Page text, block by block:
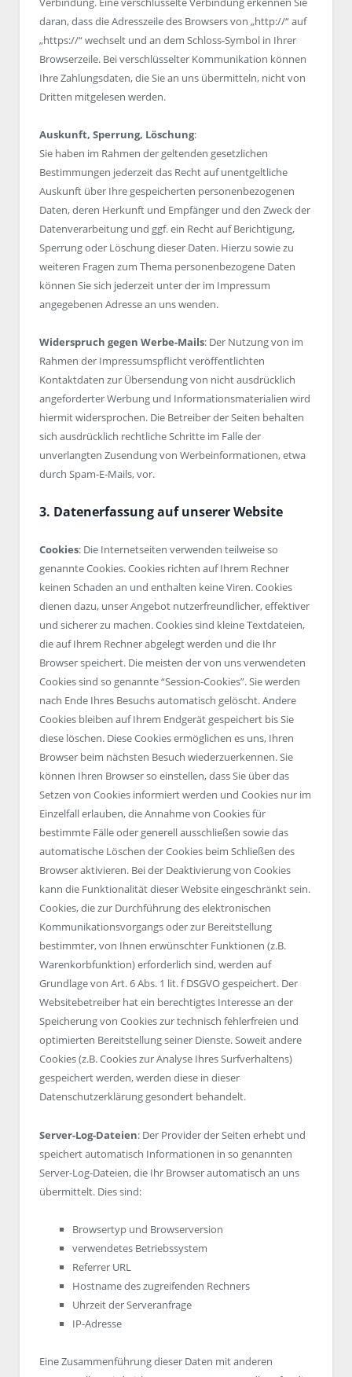
daran, dass die Adresszeile des Browsers von „http://“ auf
„https://“ wechselt und an dem Schloss-Symbol in Ihrer
Browserzeile. Bei verschlüsselter Kommunikation können
Ihre Zahlungsdaten, die Sie an uns übermitteln, nicht von
Dritten mitgelesen werden.
Auskunft, Sperrung, Löschung:
Sie haben im Rahmen der geltenden gesetzlichen
Bestimmungen jederzeit das Recht auf unentgeltliche
Auskunft über Ihre gespeicherten personenbezogenen
Daten, deren Herkunft und Empfänger und den Zweck der
Datenverarbeitung und ggf. ein Recht auf Berichtigung,
Sperrung oder Löschung dieser Daten. Hierzu sowie zu
weiteren Fragen zum Thema personenbezogene Daten
können Sie sich jederzeit unter der im Impressum
angegebenen Adresse an uns wenden.
Widerspruch gegen Werbe-Mails: Der Nutzung von im
Rahmen der Impressumspflicht veröffentlichten
Kontaktdaten zur Übersendung von nicht ausdrücklich
angeforderter Werbung und Informationsmaterialien wird
hiermit widersprochen. Die Betreiber der Seiten behalten
sich ausdrücklich rechtliche Schritte im Falle der
unverlangten Zusendung von Werbeinformationen, etwa
durch Spam-E-Mails, vor.
3. Datenerfassung auf unserer Website
Cookies: Die Internetseiten verwenden teilweise so
genannte Cookies. Cookies richten auf Ihrem Rechner
keinen Schaden an und enthalten keine Viren. Cookies
dienen dazu, unser Angebot nutzerfreundlicher, effektiver
und sicherer zu machen. Cookies sind kleine Textdateien,
die auf Ihrem Rechner abgelegt werden und die Ihr
Browser speichert. Die meisten der von uns verwendeten
Cookies sind so genannte “Session-Cookies”. Sie werden
nach Ende Ihres Besuchs automatisch gelöscht. Andere
Cookies bleiben auf Ihrem Endgerät gespeichert bis Sie
diese löschen. Diese Cookies ermöglichen es uns, Ihren
Browser beim nächsten Besuch wiederzuerkennen. Sie
können Ihren Browser so einstellen, dass Sie über das
Setzen von Cookies informiert werden und Cookies nur im
Einzelfall erlauben, die Annahme von Cookies für
bestimmte Fälle oder generell ausschließen sowie das
automatische Löschen der Cookies beim Schließen des
Browser aktivieren. Bei der Deaktivierung von Cookies
kann die Funktionalität dieser Website eingeschränkt sein.
Cookies, die zur Durchführung des elektronischen
Kommunikationsvorgangs oder zur Bereitstellung
bestimmter, von Ihnen erwünschter Funktionen (z.B.
Warenkorbfunktion) erforderlich sind, werden auf
Grundlage von Art. 6 Abs. 1 lit. f DSGVO gespeichert. Der
Websitebetreiber hat ein berechtigtes Interesse an der
Speicherung von Cookies zur technisch fehlerfreien und
optimierten Bereitstellung seiner Dienste. Soweit andere
Cookies (z.B. Cookies zur Analyse Ihres Surfverhaltens)
gespeichert werden, werden diese in dieser
Datenschutzerklärung gesondert behandelt.
Server-Log-Dateien: Der Provider der Seiten erhebt und
speichert automatisch Informationen in so genannten
Server-Log-Dateien, die Ihr Browser automatisch an uns
übermittelt. Dies sind:
Browsertyp und Browserversion
verwendetes Betriebssystem
Referrer URL
Hostname des zugreifenden Rechners
Uhrzeit der Serveranfrage
IP-Adresse
Eine Zusammenführung dieser Daten mit anderen